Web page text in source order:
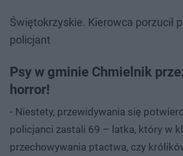
Świętokrzyskie. Kierowca porzucił
policjant
Psy w gminie Chmielnik
horror!
- Niestety, przewidywania się
policjanci zastali 69 – latka, który w
przechowywania ptactwa, czy